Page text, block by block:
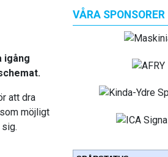
igång
att dra
möjligt
VÅRA SPONSORER